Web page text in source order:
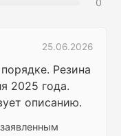
0
25.06.2026
Резина
2025 года.
описанию.